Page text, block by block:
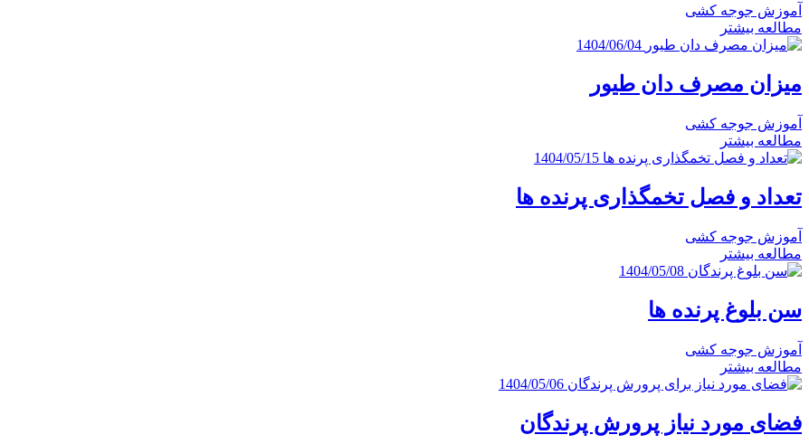
آموزش جوجه کشی
مطالعه بیشتر
1404/06/04
میزان مصرف دان طیور
آموزش جوجه کشی
مطالعه بیشتر
1404/05/15
تعداد و فصل تخمگذاری پرنده ها
آموزش جوجه کشی
مطالعه بیشتر
1404/05/08
سن بلوغ پرنده ها
آموزش جوجه کشی
مطالعه بیشتر
1404/05/06
فضای مورد نیاز پرورش پرندگان